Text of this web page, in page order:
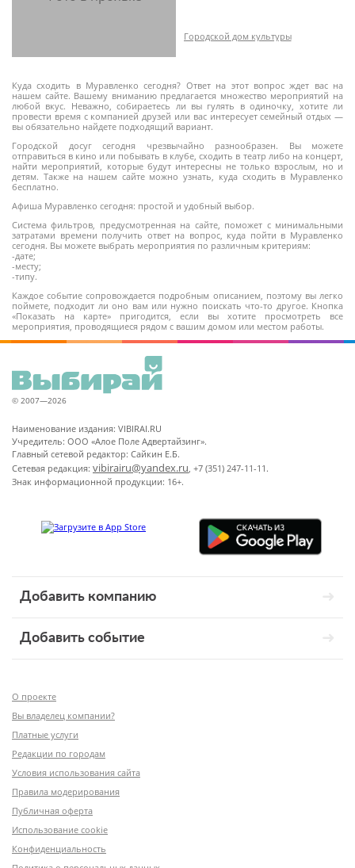
Куда сходить в Муравленко сегодня? Ответ на этот вопрос ждет вас на
нашем сайте. Вашему вниманию предлагается множество мероприятий на
любой вкус. Неважно, собираетесь ли вы гулять в одиночку, хотите ли
провести время с компанией друзей или вас интересует семейный отдых —
вы обязательно найдете подходящий вариант.
Городской досуг сегодня чрезвычайно разнообразен. Вы можете
отправиться в кино или побывать в клубе, сходить в театр либо на концерт,
найти мероприятий, которые будут интересны не только взрослым, но и
детям. Также на нашем сайте можно узнать, куда сходить в Муравленко
бесплатно.
Афиша Муравленко сегодня: простой и удобный выбор.
Система фильтров, предусмотренная на сайте, поможет с минимальными
затратами времени получить ответ на вопрос, куда пойти в Муравленко
сегодня. Вы можете выбрать мероприятия по различным критериям:
-дате;
-месту;
-типу.
Каждое событие сопровождается подробным описанием, поэтому вы легко
поймете, подходит ли оно вам или нужно поискать что-то другое. Кнопка
«Показать на карте» пригодится, если вы хотите просмотреть все
мероприятия, проводящиеся рядом с вашим домом или местом работы.
6+
Городской дом культуры
© 2007—2026
Наименование издания: VIBIRAI.RU
Учредитель: ООО «Алое Поле Адвертайзинг».
Главный сетевой редактор: Сайкин Е.Б.
Сетевая редакция: vibirairu@yandex.ru, +7 (351) 247-11-11.
Знак информационной продукции: 16+.
Добавить компанию
Добавить событие
О проекте
Вы владелец компании?
Платные услуги
Редакции по городам
Условия использования сайта
Правила модерирования
Публичная оферта
Использование cookie
Конфиденциальность